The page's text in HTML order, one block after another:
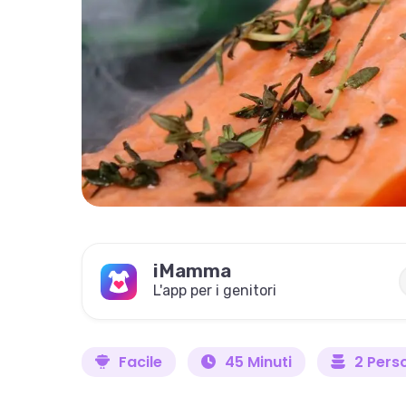
iMamma
L'app per i genitori
Facile 45 Minuti 2